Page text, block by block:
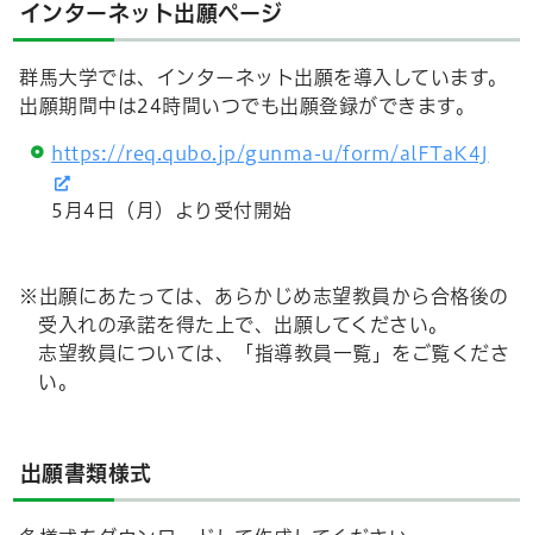
インターネット出願ページ
群馬大学では、インターネット出願を導入しています。
出願期間中は24時間いつでも出願登録ができます。
https://req.qubo.jp/gunma-u/form/alFTaK4J
5月4日（月）より受付開始
※出願にあたっては、あらかじめ志望教員から合格後の
受入れの承諾を得た上で、出願してください。
志望教員については、「指導教員一覧」をご覧くださ
い。
出願書類様式